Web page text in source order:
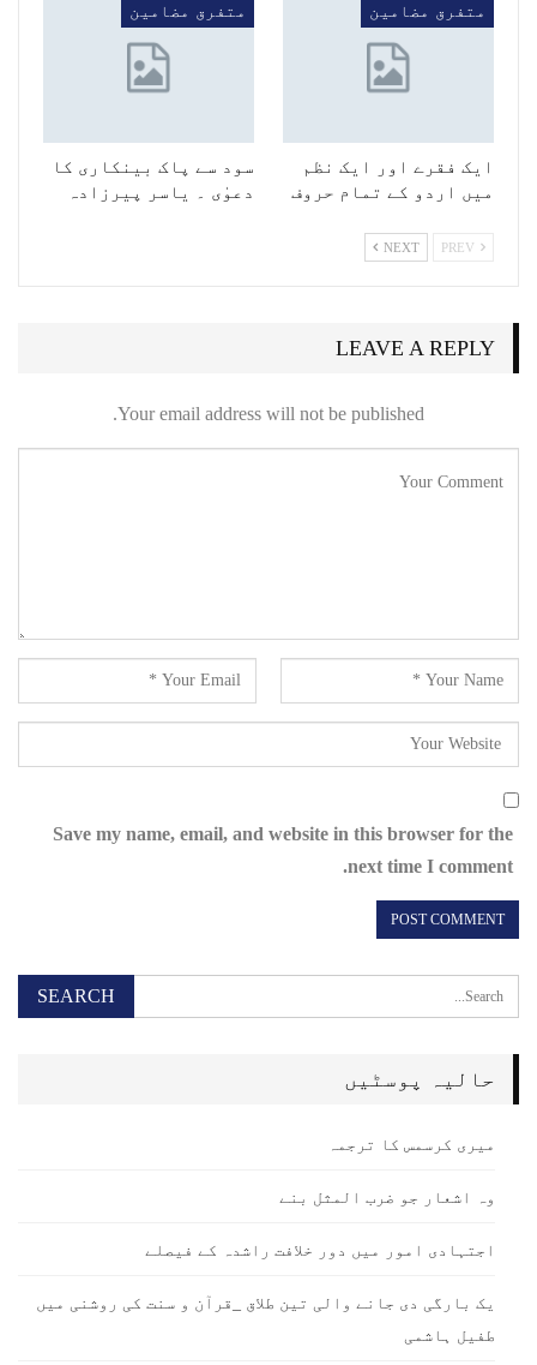
متفرق مضامین
ایک فقرے اور ایک نظم
میں اردو کے تمام حروف
متفرق مضامین
سود سے پاک بینکاری کا
دعوٰی ۔ یاسر پیرزادہ
NEXT
LEAVE A REPLY
Your email address will not be published.
Save my name, email, and website in this browser for the
next time I comment.
حالیہ پوسٹیں
میری کرسمس کا ترجمہ
وہ اشعار جو ضرب المثل بنے
اجتہادی امور میں دور خلافت راشدہ کے فیصلے
یک بارگی دی جانے والی تین طلاق _قرآن و سنت کی روشنی میں
طفیل ہاشمی